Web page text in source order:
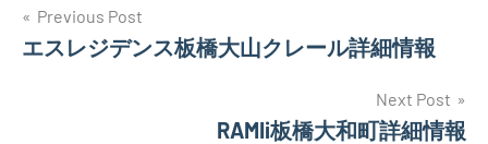
投
稿
Previous Post
エスレジデンス板橋大山クレール詳細情報
Next Post
RAMIi板橋大和町詳細情報